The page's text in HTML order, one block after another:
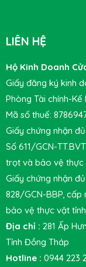
LIÊN HỆ
Hộ Kinh Doanh
Giấy đăng ký kinh
Phòng Tài chính-
Mã số thuế:
Giấy chứng nhận
Số 611/GCN-
trọt và bảo vệ thực
Giấy chứng nhận
828/GCN-BBP,
bảo vệ thực vật
Địa chỉ : 281 Ấp
Tỉnh Đồng Tháp
Hotline : 0944 223